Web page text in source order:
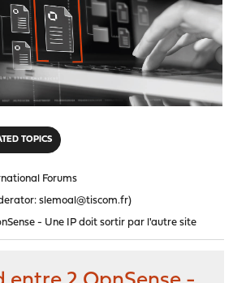
TOPICS
Forums
slemoal@tiscom.fr)
- Une IP doit sortir par l'autre site